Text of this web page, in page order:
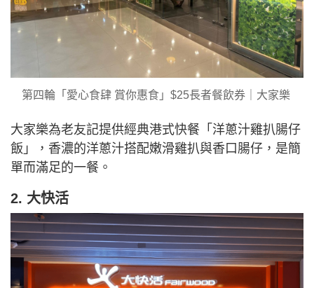
第四輪「愛心食肆 賞你惠食」$25長者餐飲券｜大家樂
大家樂為老友記提供經典港式快餐「洋蔥汁雞扒腸仔
飯」，香濃的洋蔥汁搭配嫩滑雞扒與香口腸仔，是簡
單而滿足的一餐。
2. 大快活